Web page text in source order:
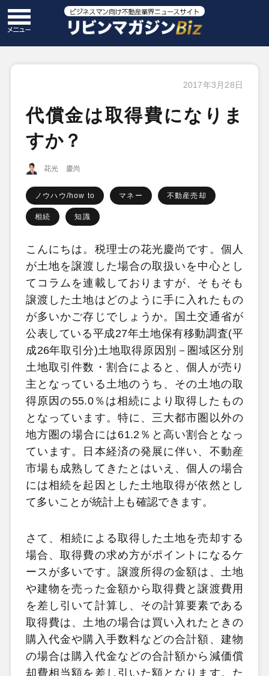
2017年3月28日
代償金は取得費になりま
すか？
花光 慶尚
ノウハウ/how to マネー 不動産売却
相続 知識
こんにちは。税理士の花光慶尚です。個人
が土地を譲渡した場合の取扱いを中心とし
てコラムを連載しておりますが、そもそも
譲渡した土地はどのように手に入れたもの
が多いかご存じでしょうか。国土交通省が
公表している平成27年土地保有移動調査(平
成26年取引分)土地取得原因別－圏域区分別
土地取引件数・割合によると、個人が売り
主となっている土地のうち、その土地の取
得原因の55.0％は相続により取得したもの
となっています。特に、三大都市圏以外の
地方圏の場合には61.2％と高い割合となっ
ています。日本経済の発展に伴い、不動産
市場も成熟してきたとはいえ、個人の場合
には相続を起因とした土地取得が依然とし
て多いことが統計上も確認できます。
さて、相続による取得した土地を売却する
場合、取得費の求め方がポイントになるケ
ースが多いです。譲渡所得の金額は、土地
や建物を売った金額から取得費と譲渡費用
を差し引いて計算し、その計算要素である
取得費は、土地の場合は買い入れたときの
購入代金や購入手数料などの合計額、建物
の場合は購入代金などの合計額から減価償
却費相当額を差し引いた額となります。た